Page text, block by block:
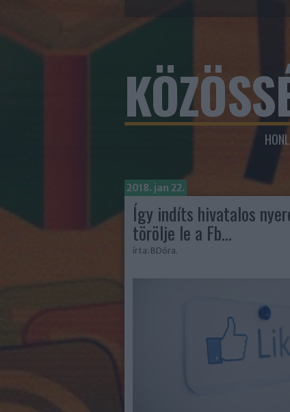
2018. jan 22.
Így indíts hivatalos
törölje le a Fb...
írta: BDóra.